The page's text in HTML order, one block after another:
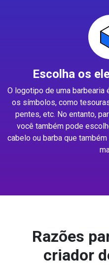
Escolha os
O logotipo de uma
os símbolos, como
pentes, etc. No entanto,
você também pode
cabelo ou barba que
Razões
criador